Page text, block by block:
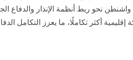
واشنطن نحو ربط أنظمة الإنذار والدفاع
أكثر تكاملًا، ما يعزز التكامل